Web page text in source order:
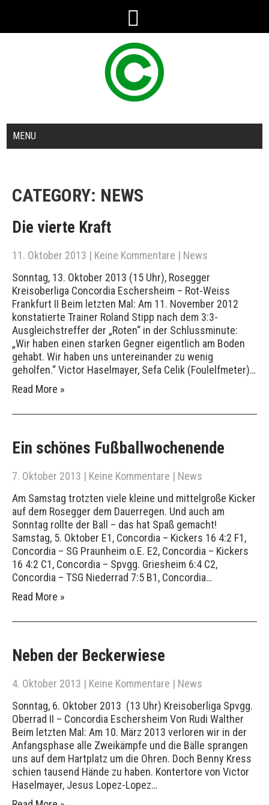
MENU
CATEGORY: NEWS
Die vierte Kraft
11. Oktober 2013 | Keine Kommentare | News
Sonntag, 13. Oktober 2013 (15 Uhr), Rosegger
Kreisoberliga Concordia Eschersheim – Rot-Weiss
Frankfurt II Beim letzten Mal: Am 11. November 2012
konstatierte Trainer Roland Stipp nach dem 3:3-
Ausgleichstreffer der „Roten“ in der Schlussminute:
„Wir haben einen starken Gegner eigentlich am Boden
gehabt. Wir haben uns untereinander zu wenig
geholfen.“ Victor Haselmayer, Sefa Celik (Foulelfmeter)…
Read More »
Ein schönes Fußballwochenende
7. Oktober 2013 | Keine Kommentare | News
Am Samstag trotzten viele kleine und mittelgroße Kicker
auf dem Rosegger dem Dauerregen. Und auch am
Sonntag rollte der Ball – das hat Spaß gemacht!
Samstag, 5. Oktober E1, Concordia – Kickers 16 4:2 F1,
Concordia – SG Praunheim o.E. E2, Concordia – Kickers
16 4:2 C1, Concordia – Spvgg. Griesheim 6:4 C2,
Concordia – TSG Niederrad 7:5 B1, Concordia…
Read More »
Neben der Beckerwiese
4. Oktober 2013 | Keine Kommentare | News
Sonntag, 6. Oktober 2013 (13 Uhr) Kreisoberliga Spvgg.
Oberrad II – Concordia Eschersheim Von Rudi Walther
Beim letzten Mal: Am 10. März 2013 verloren wir in der
Anfangsphase alle Zweikämpfe und die Bälle sprangen
uns auf dem Hartplatz um die Ohren. Doch Benny Kress
schien tausend Hände zu haben. Kontertore von Victor
Haselmayer, Jesus Lopez-Lopez…